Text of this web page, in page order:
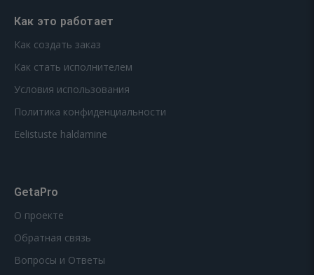
Как это работает
Как создать заказ
Как стать исполнителем
Условия использования
Политика конфиденциальности
Eelistuste haldamine
GetaPro
О проекте
Обратная связь
Вопросы и Ответы